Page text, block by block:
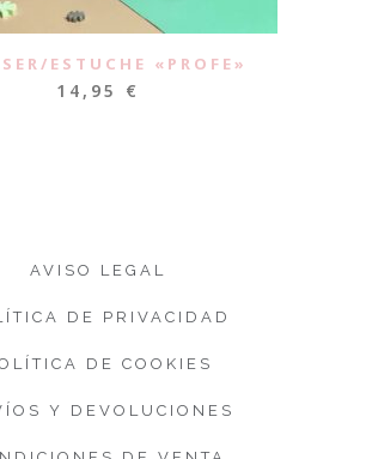
ESTUCHE «PROFE»
14,95 €
AVISO LEGAL
DE PRIVACIDAD
DE COOKIES
Y DEVOLUCIONES